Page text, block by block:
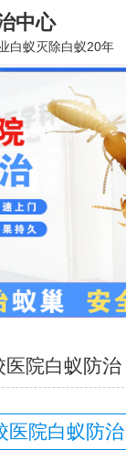
中心
白蚁灭除白蚁20年
医院白蚁防治
医院白蚁防治